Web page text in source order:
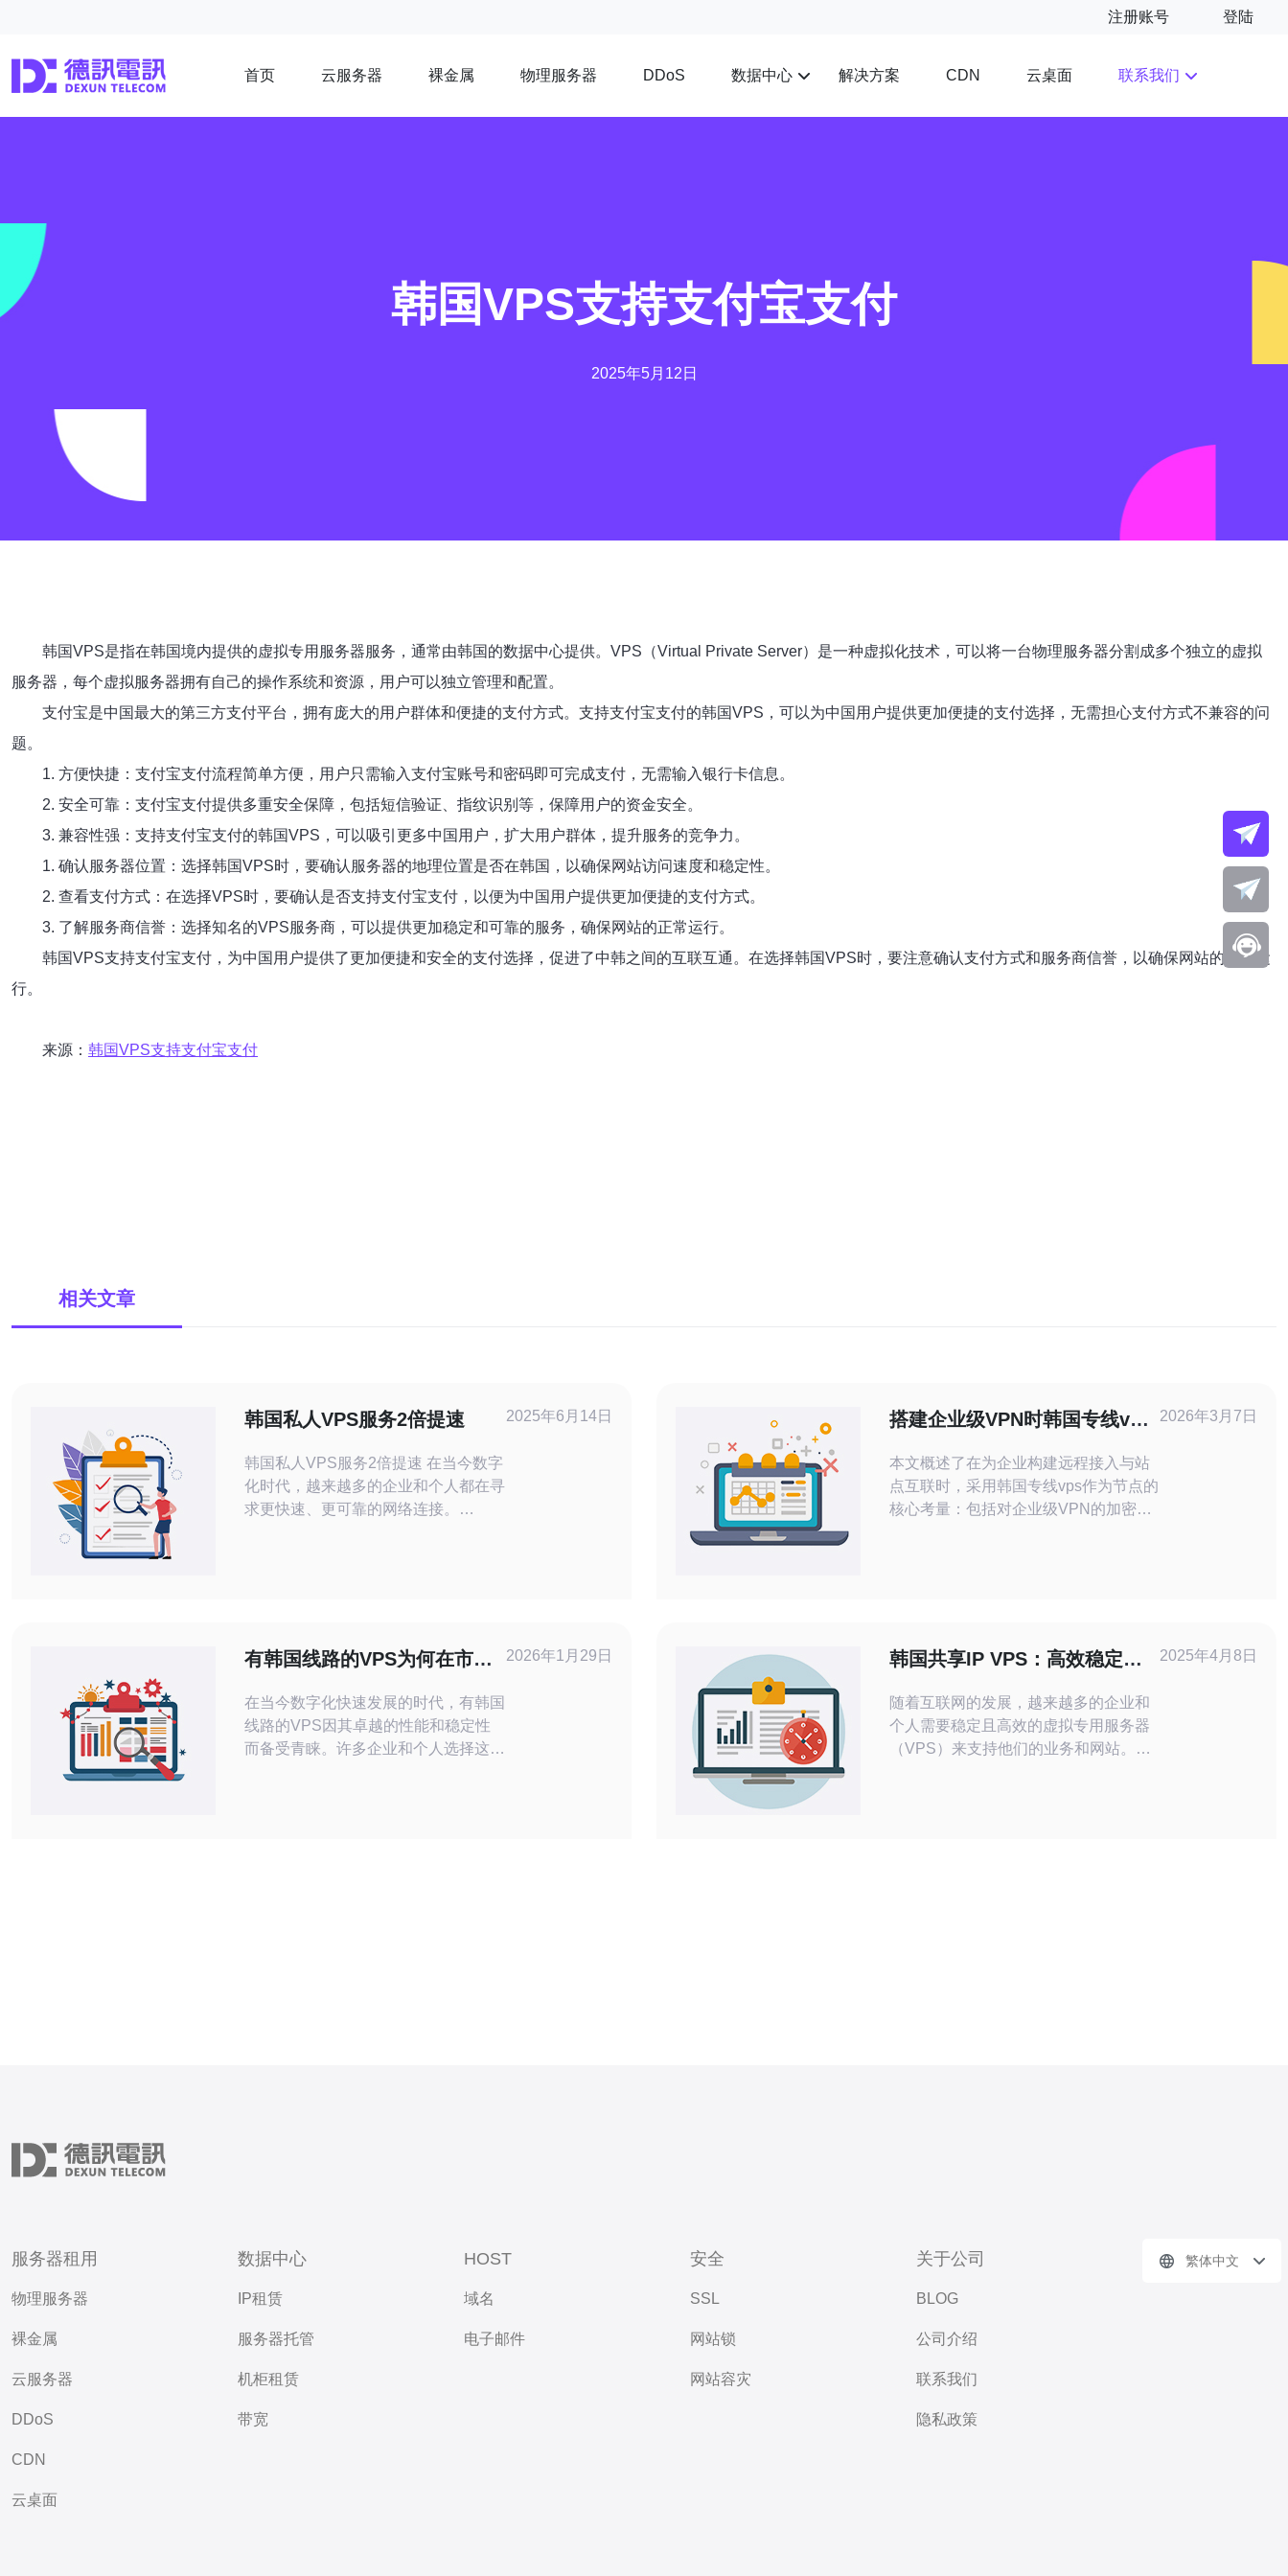
注册账号 登陆
首页 云服务器 裸金属 物理服务器 DDoS 数据中心 解决方案 CDN 云桌面 联系我们
韩国VPS支持支付宝支付
2025年5月12日
韩国VPS是指在韩国境内提供的虚拟专用服务器服务，通常由韩国的数据中心提供。VPS（Virtual Private Server）是一种虚拟化技术，可以将一台物理服务器分割成多个独立的虚拟
服务器，每个虚拟服务器拥有自己的操作系统和资源，用户可以独立管理和配置。
支付宝是中国最大的第三方支付平台，拥有庞大的用户群体和便捷的支付方式。支持支付宝支付的韩国VPS，可以为中国用户提供更加便捷的支付选择，无需担心支付方式不兼容的问
题。
1. 方便快捷：支付宝支付流程简单方便，用户只需输入支付宝账号和密码即可完成支付，无需输入银行卡信息。
2. 安全可靠：支付宝支付提供多重安全保障，包括短信验证、指纹识别等，保障用户的资金安全。
3. 兼容性强：支持支付宝支付的韩国VPS，可以吸引更多中国用户，扩大用户群体，提升服务的竞争力。
1. 确认服务器位置：选择韩国VPS时，要确认服务器的地理位置是否在韩国，以确保网站访问速度和稳定性。
2. 查看支付方式：在选择VPS时，要确认是否支持支付宝支付，以便为中国用户提供更加便捷的支付方式。
3. 了解服务商信誉：选择知名的VPS服务商，可以提供更加稳定和可靠的服务，确保网站的正常运行。
韩国VPS支持支付宝支付，为中国用户提供了更加便捷和安全的支付选择，促进了中韩之间的互联互通。在选择韩国VPS时，要注意确认支付方式和服务商信誉，以确保网站的稳定运
行。
来源： 韩国VPS支持支付宝支付
相关文章
韩国私人VPS服务2倍提速
韩国私人VPS服务2倍提速 在当今数字
化时代，越来越多的企业和个人都在寻
求更快速、更可靠的网络连接。
韩国私人VPS服务在提速优化方面主
要采取了以下措施：
2025年6月14日
搭建企业级VPN时韩国专线vps
本文概述了在为企业构建远程接入与站
点互联时，采用韩国专线vps作为节点的
核心考量：包括对企业级VPN的加密与
署位置应结合访问来源与业务重心：若
目标客户或分支位于韩国
2026年3月7日
有韩国线路的VPS为何在市场
在当今数字化快速发展的时代，有韩国
线路的VPS因其卓越的性能和稳定性
而备受青睐。许多企业和个人选择这种
2026年1月29日
韩国共享IP VPS：高效稳定的
随着互联网的发展，越来越多的企业和
个人需要稳定且高效的虚拟专用服务器
（VPS）来支持他们的业务和网站。韩
2025年4月8日
服务器租用
物理服务器
裸金属
云服务器
DDoS
CDN
云桌面
数据中心
IP租赁
服务器托管
机柜租赁
带宽
HOST
域名
电子邮件
安全
SSL
网站锁
网站容灾
关于公司
BLOG
公司介绍
联系我们
隐私政策
繁体中文